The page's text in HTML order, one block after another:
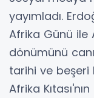
yayımladı.
Afrika Günü ile
dönümünü
tarihi ve
Afrika